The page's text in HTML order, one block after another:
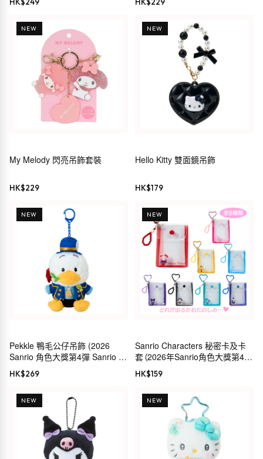
NEW
My Melody 閃亮吊飾套裝
HK$229
NEW
Hello Kitty 雙面鏡吊飾
HK$179
NEW
Pekkle 鴨毛公仔吊飾 (2026
Sanrio 角色大獎第4彈 Sanrio 穿
搭收藏)
HK$269
NEW
Sanrio Characters 秘密卡及卡
套（2026年Sanrio角色大獎第4彈
服裝系列）
HK$159
NEW NEW